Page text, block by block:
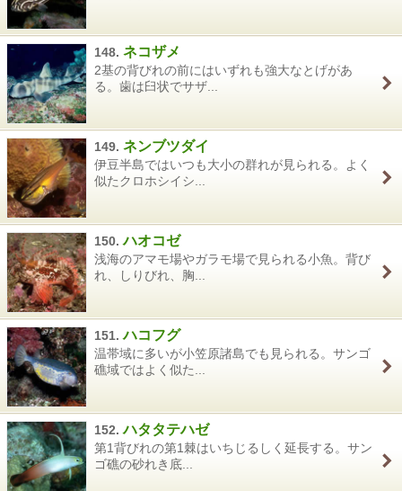
148. ネコザメ
2基の背びれの前にはいずれも強大なとげがあ
る。歯は臼状でサザ...
149. ネンブツダイ
伊豆半島ではいつも大小の群れが見られる。よく
似たクロホシイシ...
150. ハオコゼ
浅海のアマモ場やガラモ場で見られる小魚。背び
れ、しりびれ、胸...
151. ハコフグ
温帯域に多いが小笠原諸島でも見られる。サンゴ
礁域ではよく似た...
152. ハタタテハゼ
第1背びれの第1棘はいちじるしく延長する。サン
ゴ礁の砂れき底...